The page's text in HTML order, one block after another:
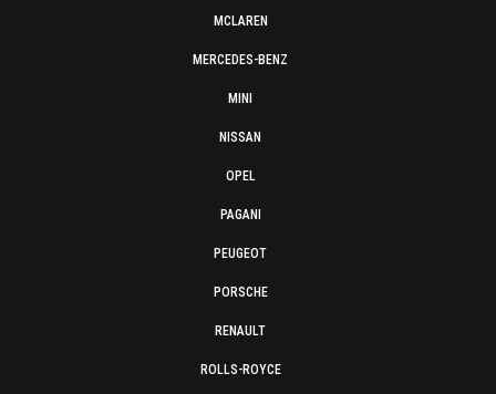
MCLAREN
MERCEDES-BENZ
MINI
NISSAN
OPEL
PAGANI
PEUGEOT
PORSCHE
RENAULT
ROLLS-ROYCE